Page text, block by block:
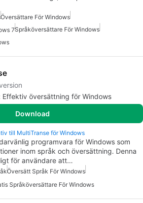
Översättare För Windows
7Språköversättare För Windows
Effektiv översättning för Windows
Download
till MultiTranse för Windows
programvara för Windows som
inom språk och översättning. Denna
för användare att…
Översätt Språk För Windows
Språköversättare För Windows